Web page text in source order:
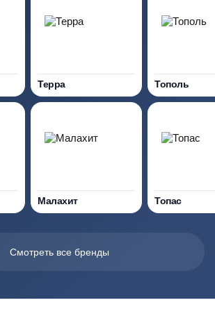
Терра Тополь
Малахит Топас
Смотреть все бренды